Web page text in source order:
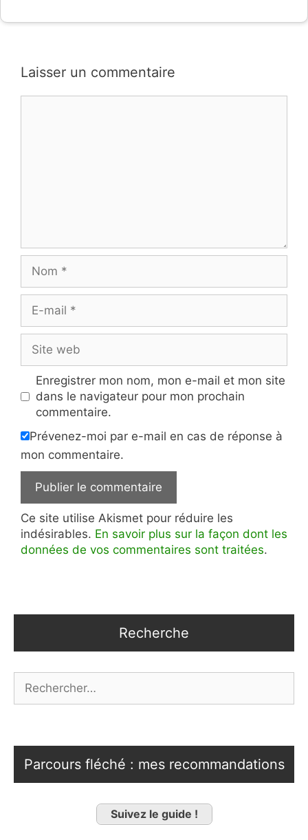
Laisser un commentaire
mail
web
Enregistrer mon nom, mon e-mail et mon site
dans le navigateur pour mon prochain
commentaire.
Prévenez-moi par e-mail en cas de réponse à
mon commentaire.
Ce site utilise Akismet pour réduire les
indésirables. En savoir plus sur la façon dont les
données de vos commentaires sont traitées.
Recherche
Parcours fléché : mes recommandations
Suivez le guide !